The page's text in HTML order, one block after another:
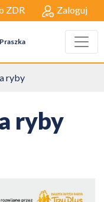
ZDR Zaloguj
Praszka
ryby
ryby